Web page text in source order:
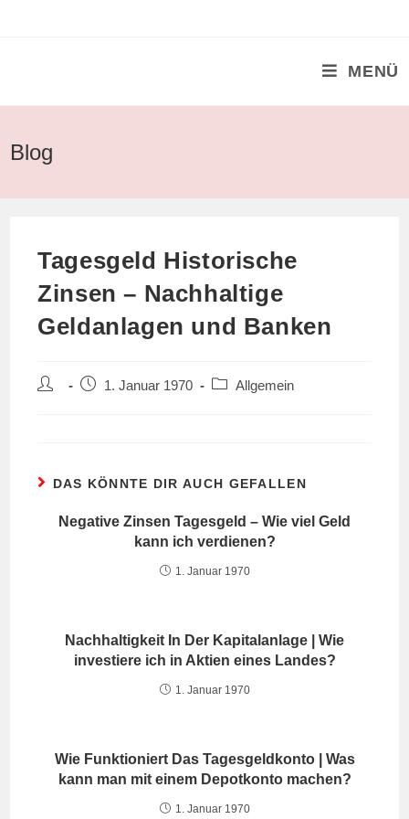
MENÜ
Blog
Tagesgeld Historische
Zinsen – Nachhaltige
Geldanlagen und Banken
Beitrags-Beitrag1. Januar 1970
Beitrags-
Allgemein
DAS KÖNNTE DIR AUCH GEFALLEN
Negative Zinsen Tagesgeld – Wie viel Geld
kann ich verdienen?
1. Januar 1970
Nachhaltigkeit In Der Kapitalanlage | Wie
investiere ich in Aktien eines Landes?
1. Januar 1970
Wie Funktioniert Das Tagesgeldkonto | Was
kann man mit einem Depotkonto machen?
1. Januar 1970